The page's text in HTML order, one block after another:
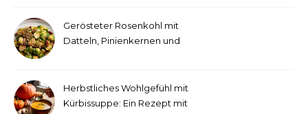
Gerösteter Rosenkohl mit
Datteln, Pinienkernen und
Herbstliches Wohlgefühl mit
Kürbissuppe: Ein Rezept mit